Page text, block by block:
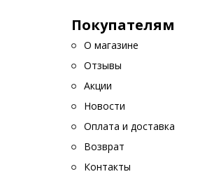
Покупателям
О магазине
Отзывы
Акции
Новости
Оплата и доставка
Возврат
Контакты